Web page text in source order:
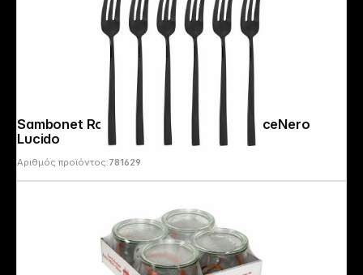
Sambonet Rock PVD 6 Cake Forks DolceNero
Lucido
Αριθμός προϊόντος:781629
Follow us on